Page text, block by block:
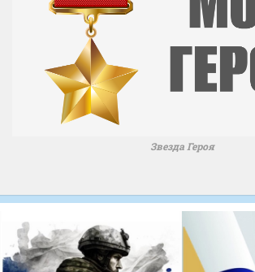
Звезда Героя